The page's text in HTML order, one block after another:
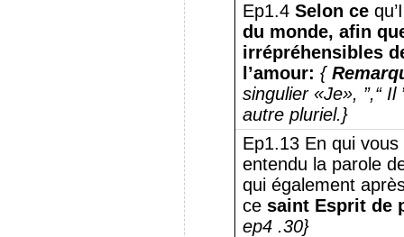
Ep1.4 Selon ce
du monde, afin
irrépréhensibles
l’amour: {
singulier «Je», ”,“ Il
autre pluriel.}
Ep1.13 En qui
entendu la parole
qui également
ce saint Esprit de
ep4 .30}